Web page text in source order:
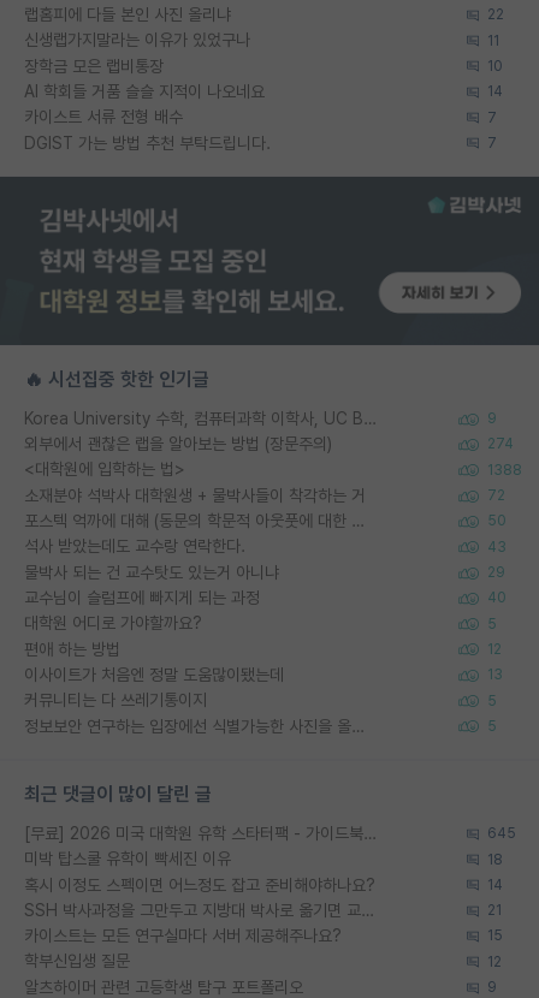
랩홈피에 다들 본인 사진 올리냐 22
신생랩가지말라는 이유가 있었구나 11
장학금 모은 랩비통장 10
AI 학회들 거품 슬슬 지적이 나오네요 14
카이스트 서류 전형 배수 7
DGIST 가는 방법 추천 부탁드립니다. 7
🔥 시선집중 핫한 인기글
Korea University 수학, 컴퓨터과학 이학사, UC Berkeley 산업공학 대학원 공학박사가 되는 것은 쉽지 않겠죠? 9
외부에서 괜찮은 랩을 알아보는 방법 (장문주의) 274
<대학원에 입학하는 법> 1388
소재분야 석박사 대학원생 + 물박사들이 착각하는 거 72
포스텍 억까에 대해 (동문의 학문적 아웃풋에 대한 반박) 50
석사 받았는데도 교수랑 연락한다. 43
물박사 되는 건 교수탓도 있는거 아니냐 29
교수님이 슬럼프에 빠지게 되는 과정 40
대학원 어디로 가야할까요? 5
편애 하는 방법 12
이사이트가 처음엔 정말 도움많이됐는데 13
커뮤니티는 다 쓰레기통이지 5
정보보안 연구하는 입장에선 식별가능한 사진을 올리는건 비추이긴함 5
최근 댓글이 많이 달린 글
[무료] 2026 미국 대학원 유학 스타터팩 - 가이드북 & 합격자 컨택메일 템플릿 645
미박 탑스쿨 유학이 빡세진 이유 18
혹시 이정도 스펙이면 어느정도 잡고 준비해야하나요? 14
SSH 박사과정을 그만두고 지방대 박사로 옮기면 교수의 꿈은 끝일까요? 21
카이스트는 모든 연구실마다 서버 제공해주나요? 15
학부신입생 질문 12
알츠하이머 관련 고등학생 탐구 포트폴리오 9